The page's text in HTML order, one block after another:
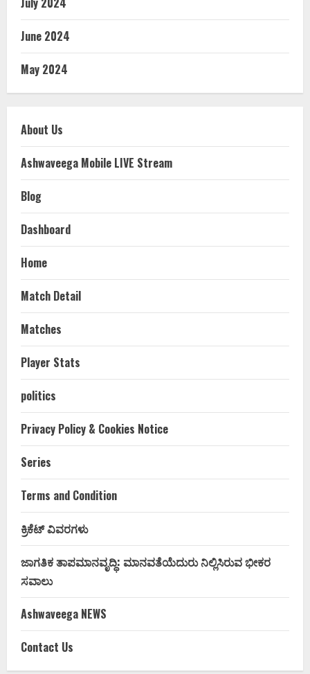
June 2024
May 2024
About Us
Ashwaveega Mobile LIVE Stream
Blog
Dashboard
Home
Match Detail
Matches
Player Stats
politics
Privacy Policy & Cookies Notice
Series
Terms and Condition
ಕ್ರಿಕೆಟ್ ವಿವರಗಳು
ಜಾಗತಿಕ ತಾಪಮಾನವೃದ್ಧಿ: ಮಾನವತೆಯೆದುರು ನಿಲ್ಲಿಸಿರುವ ಭೀಕರ
ಸವಾಲು
Ashwaveega NEWS
Contact Us